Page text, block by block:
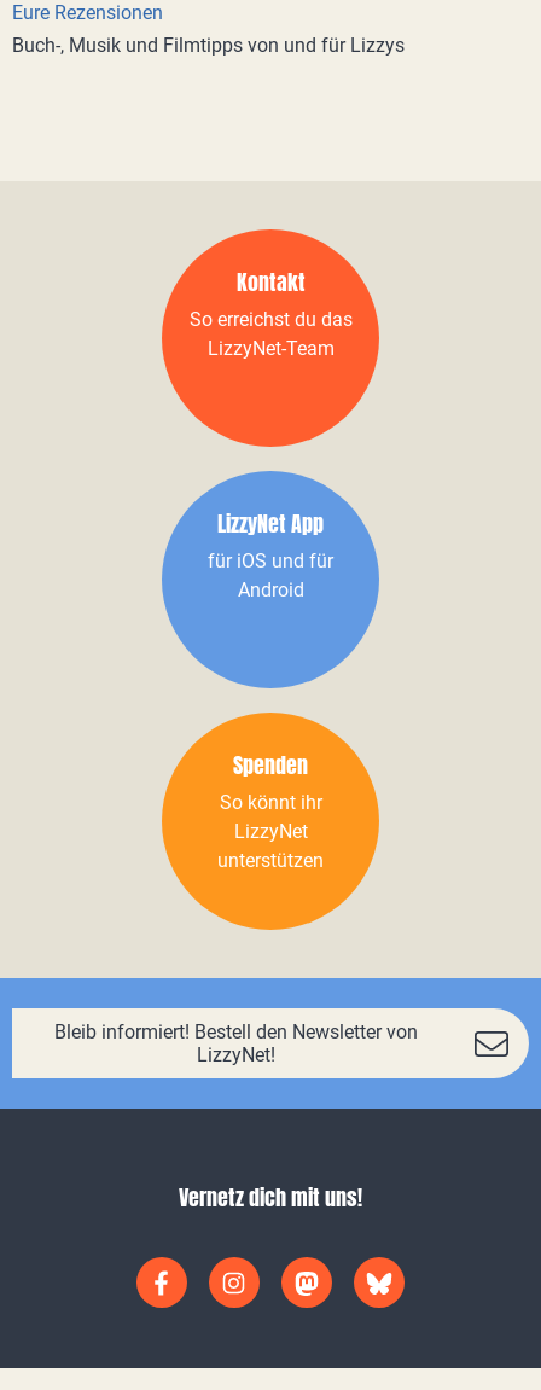
Eure Rezensionen
Buch-, Musik und Filmtipps von und für Lizzys
Kontakt
So erreichst du das
LizzyNet-Team
LizzyNet App
für iOS und für
Android
Spenden
So könnt ihr
LizzyNet
unterstützen
Bleib informiert! Bestell den Newsletter von
LizzyNet!
Vernetz dich mit uns!